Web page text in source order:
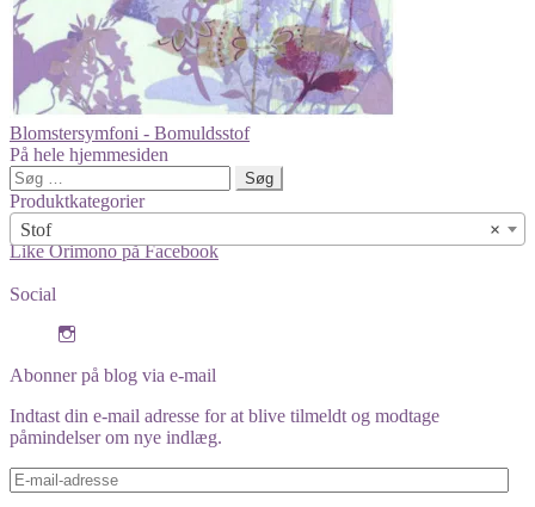
Blomstersymfoni - Bomuldsstof
På hele hjemmesiden
Søg
efter:
Produktkategorier
×
Stof
Like Orimono på Facebook
Social
profile
on
Instagram
Abonner på blog via e-mail
Indtast din e-mail adresse for at blive tilmeldt og modtage
påmindelser om nye indlæg.
E-
mail-